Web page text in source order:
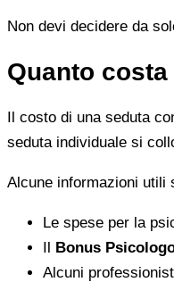
Non devi decidere da
Quanto
Il costo di una seduta
seduta individuale si
Alcune informazioni utili
Le spese per la
Il Bonus
Alcuni